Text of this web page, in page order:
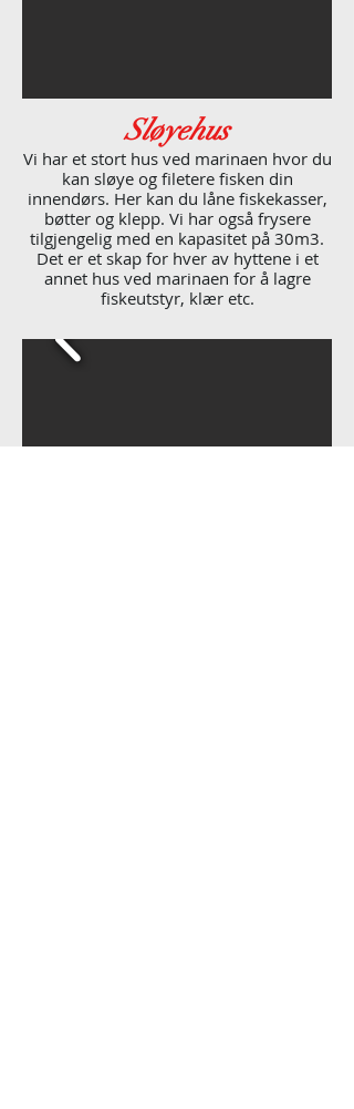
Sløyehus
Vi har et stort hus ved marinaen hvor du
kan sløye og filetere fisken din
innendørs. Her kan du låne fiskekasser,
bøtter og klepp. Vi har også frysere
tilgjengelig med en kapasitet på 30m3.
Det er et skap for hver av hyttene i et
annet hus ved marinaen for å lagre
fiskeutstyr, klær etc.